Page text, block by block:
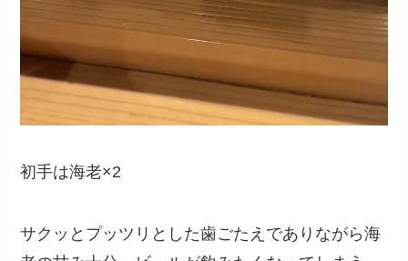
初手は海老×2
サクッとプッツリとした歯ごたえでありながら海